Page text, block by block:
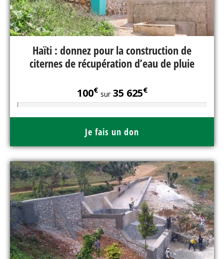
Haïti : donnez pour la construction de
citernes de récupération d’eau de pluie
100€ sur35 625€
Je fais un don